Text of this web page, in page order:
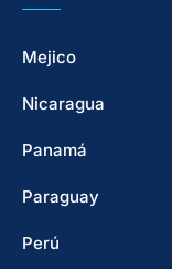
Mejico
Nicaragua
Panamá
Paraguay
Perú